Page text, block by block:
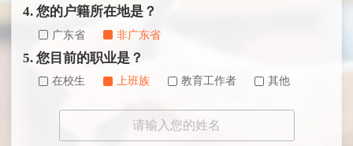
4. 您的户籍所在地是？
广东省 非广东省
5. 您目前的职业是？
在校生 上班族 教育工作者 其他